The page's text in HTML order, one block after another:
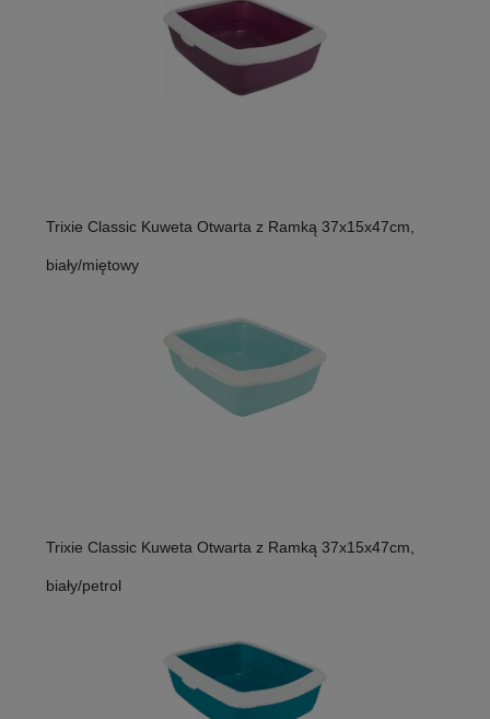
Trixie Classic Kuweta Otwarta z Ramką 37x15x47cm,
biały/miętowy
Trixie Classic Kuweta Otwarta z Ramką 37x15x47cm,
biały/petrol